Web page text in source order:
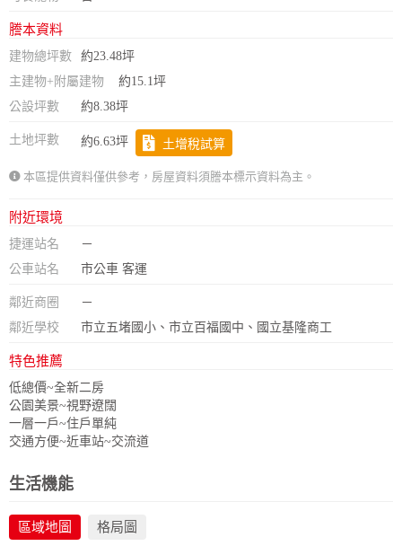
謄本資料
建物總坪數
約23.48坪
主建物+附屬建物
約15.1坪
公設坪數
約8.38坪
土地坪數 約6.63坪 土增稅試算
本區提供資料僅供參考，房屋資料須謄本標示資料為主。
附近環境
捷運站名
－
公車站名
市公車 客運
鄰近商圈
－
鄰近學校
市立五堵國小、市立百福國中、國立基隆商工
特色推薦
低總價~全新二房
公園美景~視野遼闊
一層一戶~住戶單純
交通方便~近車站~交流道
生活機能
區域地圖 格局圖
生活購物